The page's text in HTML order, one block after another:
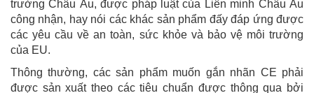
trường Châu Âu, được pháp luật của Liên minh Châu Âu
công nhận, hay nói các khác sản phẩm đấy đáp ứng được
các yêu cầu về an toàn, sức khỏe và bảo vệ môi trường
của EU.
Thông thường, các sản phẩm muốn gắn nhãn CE phải
được sản xuất theo các tiêu chuẩn được thông qua bởi